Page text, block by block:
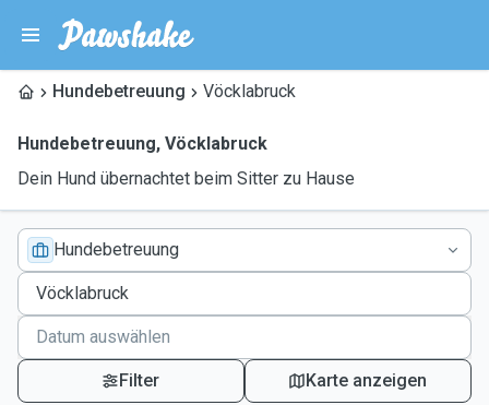
Hundebetreuung Vöcklabruck
Hundebetreuung, Vöcklabruck
Dein Hund übernachtet beim Sitter zu Hause
Hundebetreuung
Filter Karte anzeigen